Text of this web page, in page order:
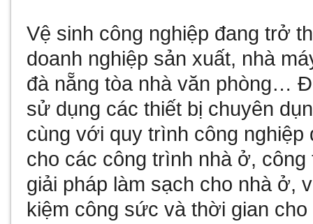
Vệ sinh công nghiệp đang trở
doanh nghiệp sản xuất, nhà
đà nẵng tòa nhà văn phòng…
sử dụng các thiết bị chuyên
cùng với quy trình công
cho các công trình nhà ở,
giải pháp làm sạch cho nhà ở,
kiệm công sức và thời gian